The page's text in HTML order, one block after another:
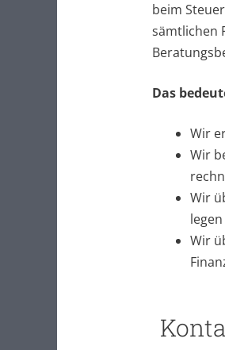
beim
sämtlichen
Das
Wir
Wir
Wir
Wir